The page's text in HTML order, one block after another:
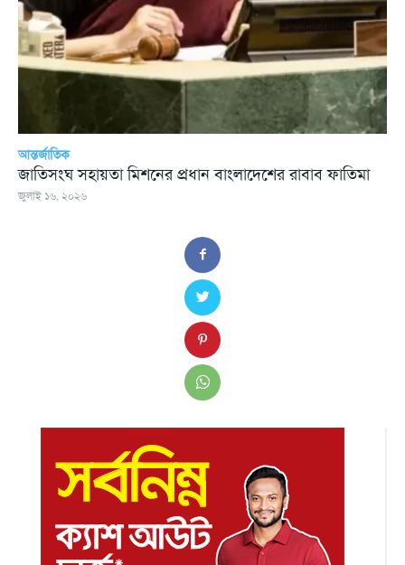
আন্তর্জাতিক
জাতিসংঘ সহায়তা মিশনের প্রধান বাংলাদেশের রাবাব ফাতিমা
জুলাই ১৬, ২০২৬